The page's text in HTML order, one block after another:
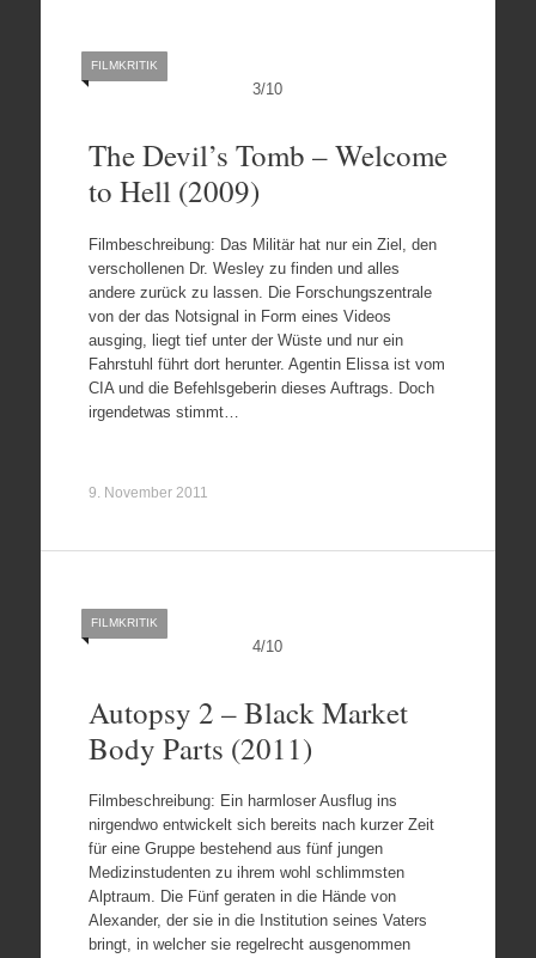
3/10
FILMKRITIK
The Devil’s Tomb – Welcome
to Hell (2009)
Filmbeschreibung: Das Militär hat nur ein Ziel, den
verschollenen Dr. Wesley zu finden und alles
andere zurück zu lassen. Die Forschungszentrale
von der das Notsignal in Form eines Videos
ausging, liegt tief unter der Wüste und nur ein
Fahrstuhl führt dort herunter. Agentin Elissa ist vom
CIA und die Befehlsgeberin dieses Auftrags. Doch
irgendetwas stimmt…
9. November 2011
4/10
FILMKRITIK
Autopsy 2 – Black Market
Body Parts (2011)
Filmbeschreibung: Ein harmloser Ausflug ins
nirgendwo entwickelt sich bereits nach kurzer Zeit
für eine Gruppe bestehend aus fünf jungen
Medizinstudenten zu ihrem wohl schlimmsten
Alptraum. Die Fünf geraten in die Hände von
Alexander, der sie in die Institution seines Vaters
bringt, in welcher sie regelrecht ausgenommen